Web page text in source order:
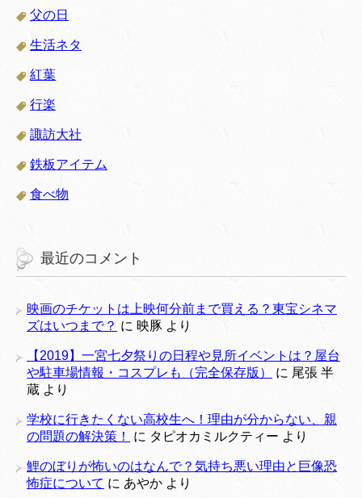
父の日
生活ネタ
紅葉
行楽
諏訪大社
鉄板アイテム
食べ物
最近のコメント
映画のチケットは上映何分前まで買える？東宝シネマ
ズはいつまで？ に 映豚 より
【2019】一宮七夕祭りの日程や見所イベントは？屋台
や駐車場情報・コスプレも（完全保存版）
に 尾張 半
蔵 より
学校に行きたくない高校生へ！理由が分からない、親
の問題の解決策！
に タピオカミルクティー より
鯉のぼりが怖いのはなんで？気持ち悪い理由と巨像恐
怖症について に あやか より